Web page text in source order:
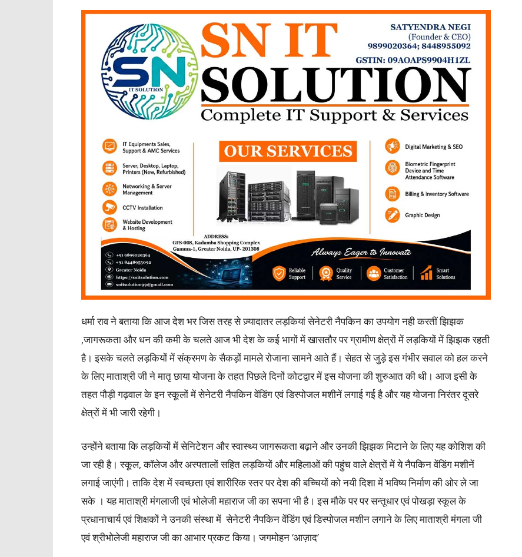
धर्मा राव ने बताया कि आज देश भर जिस तरह से ज़्यादातर लड़कियां सेनेटरी नैपकिन का उपयोग नही करतीं झिझक
,जागरूकता और धन की कमी के चलते आज भी देश के कई भागों में खासतौर पर ग्रामीण क्षेत्रों में लड़कियों में झिझक रहती
है। इसके चलते लड़कियों में संक्रमण के सैकड़ों मामले रोजाना सामने आते हैं। सेहत से जुड़े इस गंभीर सवाल को हल करने
के लिए माताश्री जी ने मातृ छाया योजना के तहत पिछले दिनों कोटद्वार में इस योजना की शुरुआत की थी। आज इसी के
तहत पौड़ी गढ़वाल के इन स्कूलों में सेनेटरी नैपकिन वेंडिंग एवं डिस्पोजल मशीनें लगाई गई है और यह योजना निरंतर दूसरे
क्षेत्रों में भी जारी रहेगी।
उन्होंने बताया कि लड़कियों में सेनिटेशन और स्वास्थ्य जागरूकता बढ़ाने और उनकी झिझक मिटाने के लिए यह कोशिश की
जा रही है। स्कूल, कॉलेज और अस्पतालों सहित लड़कियों और महिलाओं की पहुंच वाले क्षेत्रों में ये नैपकिन वेंडिंग मशीनें
लगाई जाएंगी। ताकि देश में स्वच्छता एवं शारीरिक स्तर पर देश की बच्चियों को नयी दिशा में भविष्य निर्माण की ओर ले जा
सके । यह माताश्री मंगलाजी एवं भोलेजी महाराज जी का सपना भी है। इस मौके पर पर सन्तूधार एवं पोखड़ा स्कूल के
प्रधानाचार्य एवं शिक्षकों ने उनकी संस्था में सेनेटरी नैपकिन वेंडिंग एवं डिस्पोजल मशीन लगाने के लिए माताश्री मंगला जी
एवं श्रीभोलेजी महाराज जी का आभार प्रकट किया। जगमोहन ‘आज़ाद’